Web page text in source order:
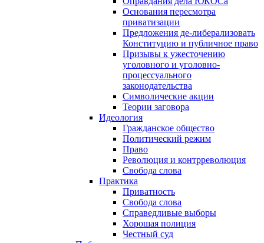
Основания пересмотра
приватизации
Предложения де-либерализовать
Конституцию и публичное право
Призывы к ужесточению
уголовного и уголовно-
процессуального
законодательства
Символические акции
Теории заговора
Идеология
Гражданское общество
Политический режим
Право
Революция и контрреволюция
Свобода слова
Практика
Приватность
Свобода слова
Справедливые выборы
Хорошая полиция
Честный суд